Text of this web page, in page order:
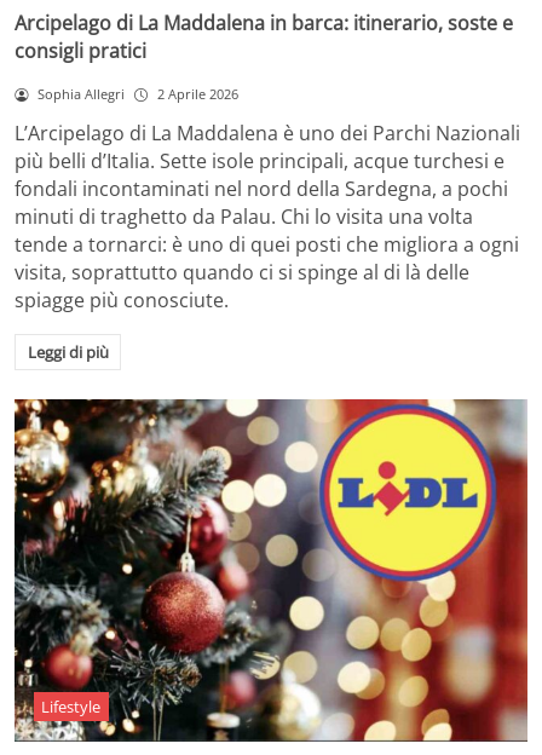
Arcipelago di La Maddalena in barca: itinerario, soste e
consigli pratici
Sophia Allegri 2 Aprile 2026
L’Arcipelago di La Maddalena è uno dei Parchi Nazionali
più belli d’Italia. Sette isole principali, acque turchesi e
fondali incontaminati nel nord della Sardegna, a pochi
minuti di traghetto da Palau. Chi lo visita una volta
tende a tornarci: è uno di quei posti che migliora a ogni
visita, soprattutto quando ci si spinge al di là delle
spiagge più conosciute.
Leggi di più
Lifestyle